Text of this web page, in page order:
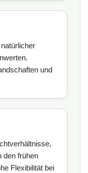
und
den frühen
Flexibilität bei